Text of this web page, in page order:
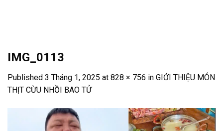
IMG_0113
Published 3 Tháng 1, 2025 at 828 × 756 in GIỚI THIỆU MÓN
THỊT CỪU NHỒI BAO TỬ